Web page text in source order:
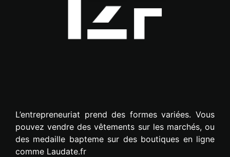
L’entrepreneuriat prend des formes variées. Vous
pouvez vendre des vêtements sur les marchés, ou
des medaille bapteme sur des boutiques en ligne
comme Laudate.fr